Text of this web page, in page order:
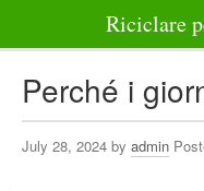
Riciclare
Bellezza Benessere e Salute
Perché i
July 28, 2024 by admin